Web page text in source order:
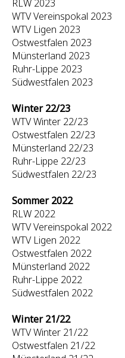
RLW 2023
WTV Vereinspokal 2023
WTV Ligen 2023
Ostwestfalen 2023
Münsterland 2023
Ruhr-Lippe 2023
Südwestfalen 2023
Winter 22/23
WTV Winter 22/23
Ostwestfalen 22/23
Münsterland 22/23
Ruhr-Lippe 22/23
Südwestfalen 22/23
Sommer 2022
RLW 2022
WTV Vereinspokal 2022
WTV Ligen 2022
Ostwestfalen 2022
Münsterland 2022
Ruhr-Lippe 2022
Südwestfalen 2022
Winter 21/22
WTV Winter 21/22
Ostwestfalen 21/22